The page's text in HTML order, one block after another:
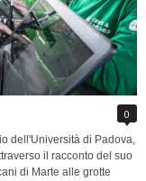
0
dell'Università di Padova,
il racconto del suo
di Marte alle grotte